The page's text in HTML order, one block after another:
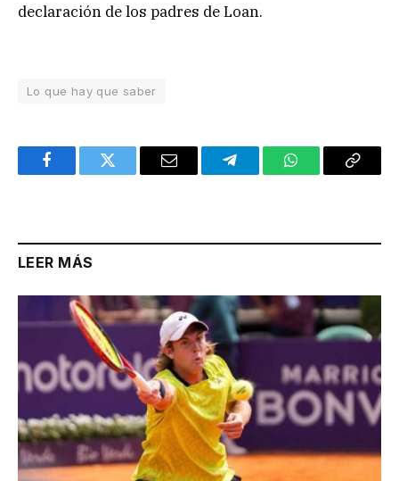
declaración de los padres de Loan.
Lo que hay que saber
FacebookTwitter Email TelegramWhatsAppCopy
LEER MÁS